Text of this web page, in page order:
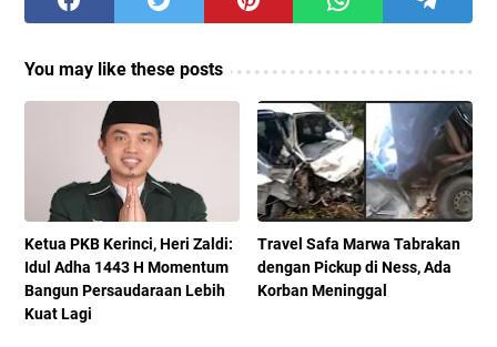
You may like these posts
Ketua PKB Kerinci, Heri Zaldi:
Idul Adha 1443 H Momentum
Bangun Persaudaraan Lebih
Kuat Lagi
Travel Safa Marwa Tabrakan
dengan Pickup di Ness, Ada
Korban Meninggal